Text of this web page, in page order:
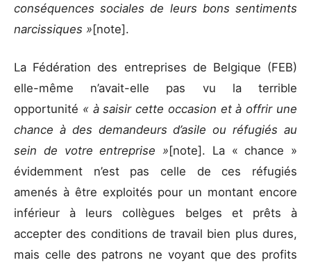
conséquences sociales de leurs bons sentiments
narcissiques »[note].
La Fédération des entreprises de Belgique (FEB)
elle-même n’avait-elle pas vu la terrible
opportunité « à saisir cette occasion et à offrir une
chance à des demandeurs d’asile ou réfugiés au
sein de votre entreprise »[note]. La « chance »
évidemment n’est pas celle de ces réfugiés
amenés à être exploités pour un montant encore
inférieur à leurs collègues belges et prêts à
accepter des conditions de travail bien plus dures,
mais celle des patrons ne voyant que des profits